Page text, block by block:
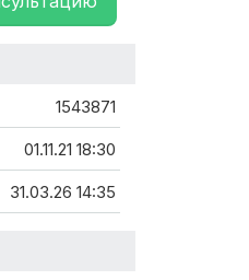
1543871
01.11.21 18:30
31.03.26 14:35